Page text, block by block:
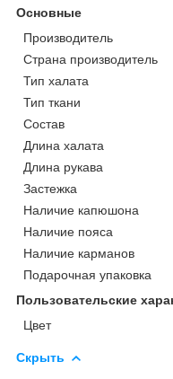
Основные
Производитель
Страна производитель
Тип халата
Тип ткани
Состав
Длина халата
Длина рукава
Застежка
Наличие капюшона
Наличие пояса
Наличие карманов
Подарочная упаковка
Пользовательские
Цвет
Скрыть